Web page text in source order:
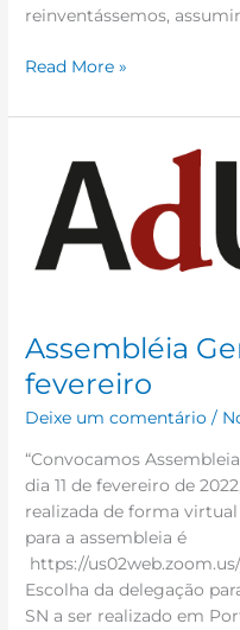
reinventássemos,
Read More »
Assembléia
fevereiro
Deixe um comentário /
“Convocamos
dia 11 de fevereiro de
realizada de forma
para a assembleia é
https://
Escolha da delegação
SN a ser realizado em
Geral
Adufrj
fevereiro